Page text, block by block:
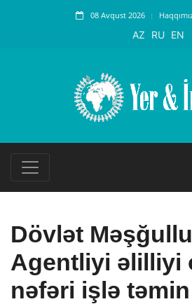
08 Avqust 2026
AZ RU EN
Dövlət
Agentliyi əlilliyi
nəfəri işlə